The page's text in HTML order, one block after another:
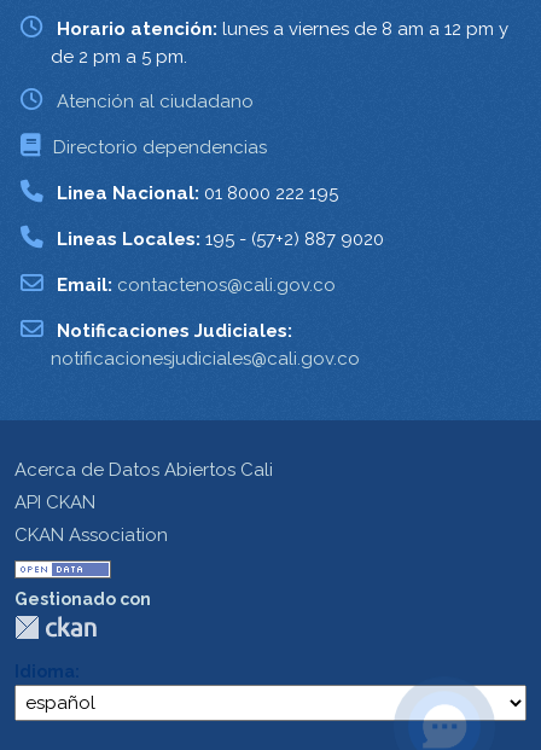
Horario atención: lunes a viernes de 8 am a 12 pm y
de 2 pm a 5 pm.
Atención al ciudadano
Directorio dependencias
Linea Nacional: 01 8000 222 195
Lineas Locales: 195 - (57+2) 887 9020
Email: contactenos@cali.gov.co
Notificaciones Judiciales:
notificacionesjudiciales@cali.gov.co
Acerca de Datos Abiertos Cali
API CKAN
CKAN Association
Gestionado con